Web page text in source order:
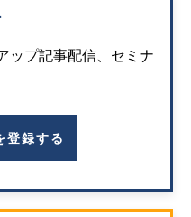
ップ記事配信、セミナ
登録する